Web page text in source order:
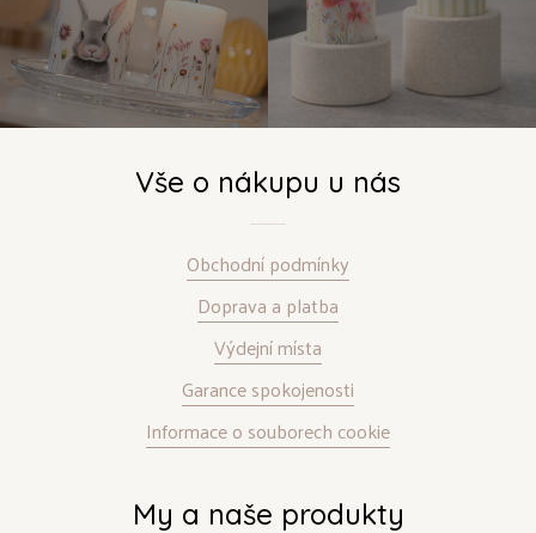
Vše o nákupu u nás
Obchodní podmínky
Doprava a platba
Výdejní místa
Garance spokojenosti
Informace o souborech cookie
My a naše produkty